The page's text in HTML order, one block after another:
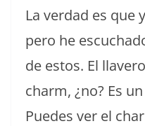
La verdad es que
pero he
de estos. El
charm, ¿no? Es
Puedes ver el